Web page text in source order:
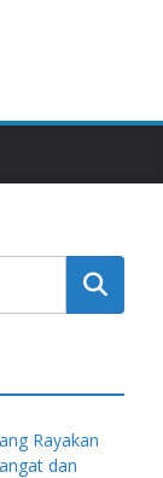
Search
Rayakan
dan